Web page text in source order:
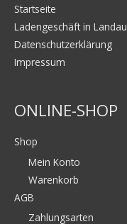
Startseite
Ladengeschäft in Landau
Datenschutzerklärung
Impressum
ONLINE-SHOP
Shop
Mein Konto
Warenkorb
AGB
Zahlungsarten